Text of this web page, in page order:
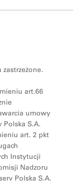
art.66
umowy
S.A.
art. 2 pkt
Instytucji
Nadzoru
Polska S.A.